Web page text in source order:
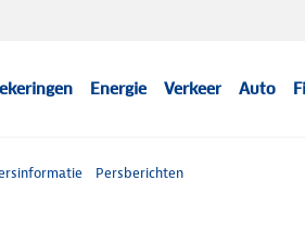
Energie Verkeer Auto
Persberichten